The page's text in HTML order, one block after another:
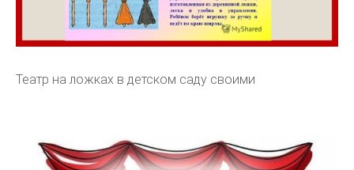
Театр на ложках в детском саду своими